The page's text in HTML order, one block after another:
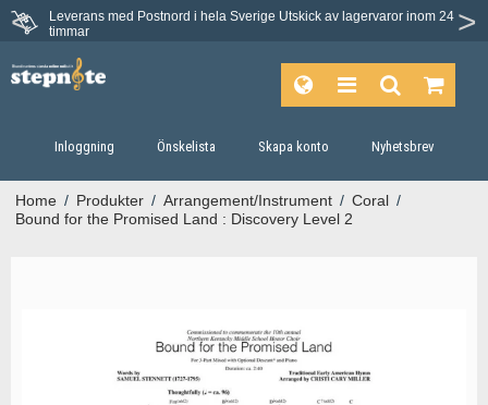
Leverans med Postnord i hela Sverige Utskick av lagervaror inom 24
timmar
Du har 30 dagars ångerrätt.
Inloggning Önskelista Skapa konto Nyhetsbrev
Home / Produkter / Arrangement/Instrument / Coral /
Bound for the Promised Land : Discovery Level 2